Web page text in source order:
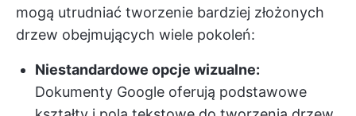
mogą utrudniać tworzenie bardziej złożonych
drzew obejmujących wiele pokoleń:
Niestandardowe opcje wizualne:
Dokumenty Google oferują podstawowe